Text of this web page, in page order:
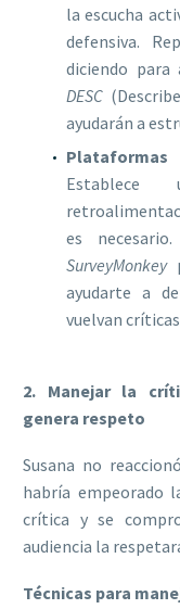
la escucha
defensiva.
diciendo para
DESC
ayudarán a
es
SurveyMonkey
ayudarte a
vuelvan
2. Manejar la
genera respeto
Susana no
habría empeorado
crítica y se
audiencia la
Técnicas para